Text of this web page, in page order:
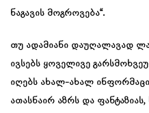
ნაგავის მოგროვება“.
თუ ადამიანი დაუღალავად
ივსებს ყოველივე
იღებს ახალ-ახალ
ათასნაირ აზრს და